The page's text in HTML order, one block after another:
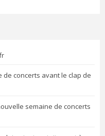
de concerts avant le clap de
semaine de concerts